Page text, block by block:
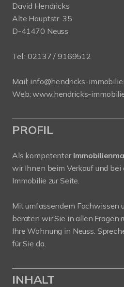
David Hendricks
Alte Hauptstr. 35
D-41470 Neuss
Tel.: 02137 / 9169512
Mail: info@hendricks-
Web:www.hendricks-
PROFIL
Als kompetenter
wir Ihnen beim Verkauf und bei
Immobilie zur Seite.
Mit umfassendem Fachwissen
beraten wir Sie in allen Fragen
Ihre Wohnung in Neuss.
für Sie da.
INHALT